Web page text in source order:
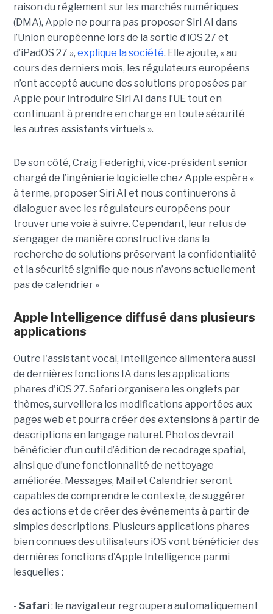
raison du réglement sur les marchés numériques
(DMA), Apple ne pourra pas proposer Siri AI dans
l’Union européenne lors de la sortie d’iOS 27 et
d’iPadOS 27 », explique la société. Elle ajoute, « au
cours des derniers mois, les régulateurs européens
n’ont accepté aucune des solutions proposées par
Apple pour introduire Siri AI dans l’UE tout en
continuant à prendre en charge en toute sécurité
les autres assistants virtuels ».
De son côté, Craig Federighi, vice-président senior
chargé de l’ingénierie logicielle chez Apple espère «
à terme, proposer Siri AI et nous continuerons à
dialoguer avec les régulateurs européens pour
trouver une voie à suivre. Cependant, leur refus de
s’engager de manière constructive dans la
recherche de solutions préservant la confidentialité
et la sécurité signifie que nous n’avons actuellement
pas de calendrier »
Apple Intelligence diffusé dans plusieurs
applications
Outre l'assistant vocal, Intelligence alimentera aussi
de dernières fonctions IA dans les applications
phares d'iOS 27. Safari organisera les onglets par
thèmes, surveillera les modifications apportées aux
pages web et pourra créer des extensions à partir de
descriptions en langage naturel. Photos devrait
bénéficier d’un outil d’édition de recadrage spatial,
ainsi que d’une fonctionnalité de nettoyage
améliorée. Messages, Mail et Calendrier seront
capables de comprendre le contexte, de suggérer
des actions et de créer des événements à partir de
simples descriptions. Plusieurs applications phares
bien connues des utilisateurs iOS vont bénéficier des
dernières fonctions d'Apple Intelligence parmi
lesquelles :
- Safari: le navigateur regroupera automatiquement